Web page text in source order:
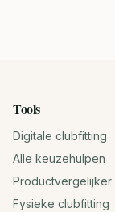
Tools
Digitale clubfitting
Alle keuzehulpen
Productvergelijker
Fysieke clubfitting